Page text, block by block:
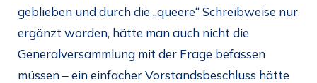
geblieben und durch die „queere“ Schreibweise nur
ergänzt worden, hätte man auch nicht die
Generalversammlung mit der Frage befassen
müssen – ein einfacher Vorstandsbeschluss hätte